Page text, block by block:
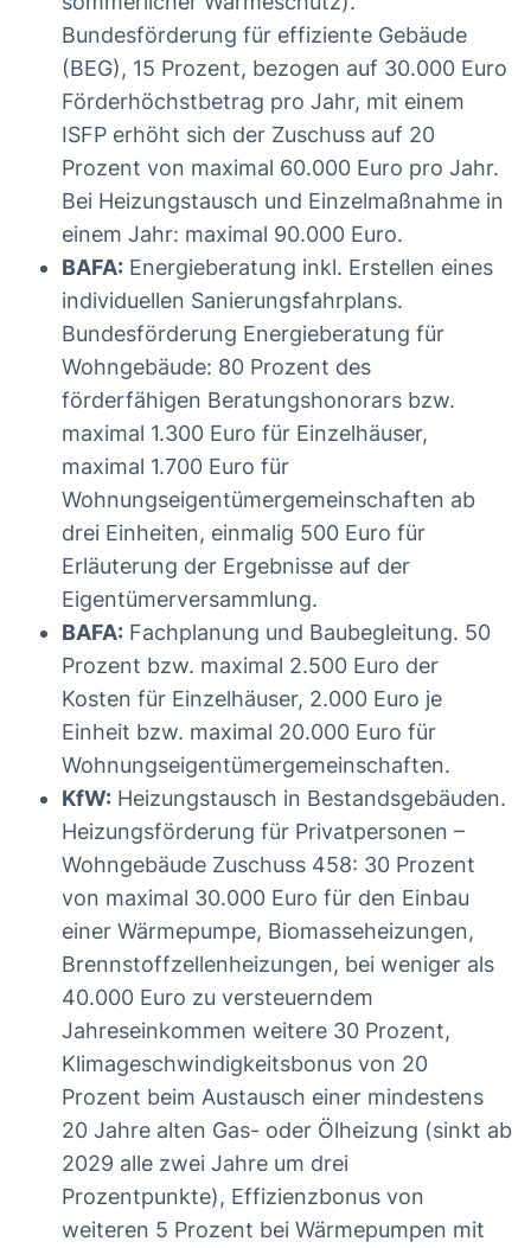
Bundesförderung für effiziente Gebäude
(BEG), 15 Prozent, bezogen auf 30.000 Euro
Förderhöchstbetrag pro Jahr, mit einem
ISFP erhöht sich der Zuschuss auf 20
Prozent von maximal 60.000 Euro pro Jahr.
Bei Heizungstausch und Einzelmaßnahme in
einem Jahr: maximal 90.000 Euro.
BAFA: Energieberatung inkl. Erstellen eines
individuellen Sanierungsfahrplans.
Bundesförderung Energieberatung für
Wohngebäude: 80 Prozent des
förderfähigen Beratungshonorars bzw.
maximal 1.300 Euro für Einzelhäuser,
maximal 1.700 Euro für
Wohnungseigentümergemeinschaften ab
drei Einheiten, einmalig 500 Euro für
Erläuterung der Ergebnisse auf der
Eigentümerversammlung.
BAFA: Fachplanung und Baubegleitung. 50
Prozent bzw. maximal 2.500 Euro der
Kosten für Einzelhäuser, 2.000 Euro je
Einheit bzw. maximal 20.000 Euro für
Wohnungseigentümergemeinschaften.
KfW: Heizungstausch in Bestandsgebäuden.
Heizungsförderung für Privatpersonen –
Wohngebäude Zuschuss 458: 30 Prozent
von maximal 30.000 Euro für den Einbau
einer Wärmepumpe, Biomasseheizungen,
Brennstoffzellenheizungen, bei weniger als
40.000 Euro zu versteuerndem
Jahreseinkommen weitere 30 Prozent,
Klimageschwindigkeitsbonus von 20
Prozent beim Austausch einer mindestens
20 Jahre alten Gas- oder Ölheizung (sinkt ab
2029 alle zwei Jahre um drei
Prozentpunkte), Effizienzbonus von
weiteren 5 Prozent bei Wärmepumpen mit